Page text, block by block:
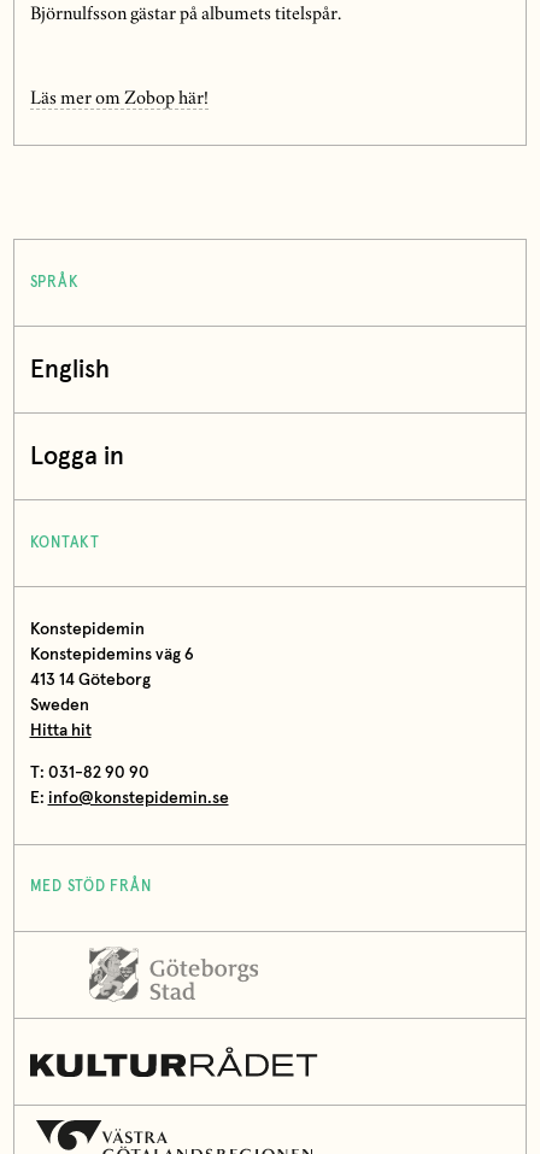
Björnulfsson gästar på albumets titelspår.
Läs mer om Zobop här!
SPRÅK
English
Logga in
KONTAKT
Konstepidemin
Konstepidemins väg 6
413 14 Göteborg
Sweden
Hitta hit
T: 031-82 90 90
E: info@konstepidemin.se
MED STÖD FRÅN